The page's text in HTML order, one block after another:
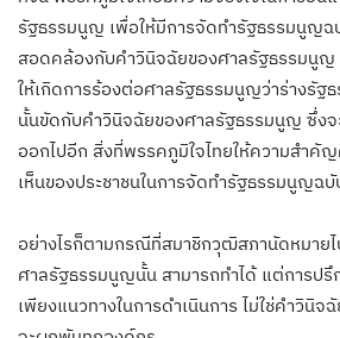
รัฐธรรมนูญ เพื่อให้มีการจัดทำรัฐธรรมนูญฉ
สอดคล้องกับคำวินิจฉัยของศาลรัฐธรรมนูญ
ให้เกิดการร้องต่อศาลรัฐธรรมนูญว่าร่างรัฐ
นั้นขัดกับคำวินิจฉัยของศาลรัฐธรรมนูญ ซึ่งจ
ออกไปอีก สิ่งที่พรรคภูมิใจไทยให้ความสำคั
เห็นของประชาชนในการจัดทำรัฐธรรมนูญฉบั
อย่างไรก็ตามกรณีที่สมาชิกวุฒิสภานัดหมาย
ศาลรัฐธรรมนูญนั้น สามารถทำได้ แต่การปรึ
เพียงแนวทางในการดำเนินการ ไม่ใช่คำวินิ